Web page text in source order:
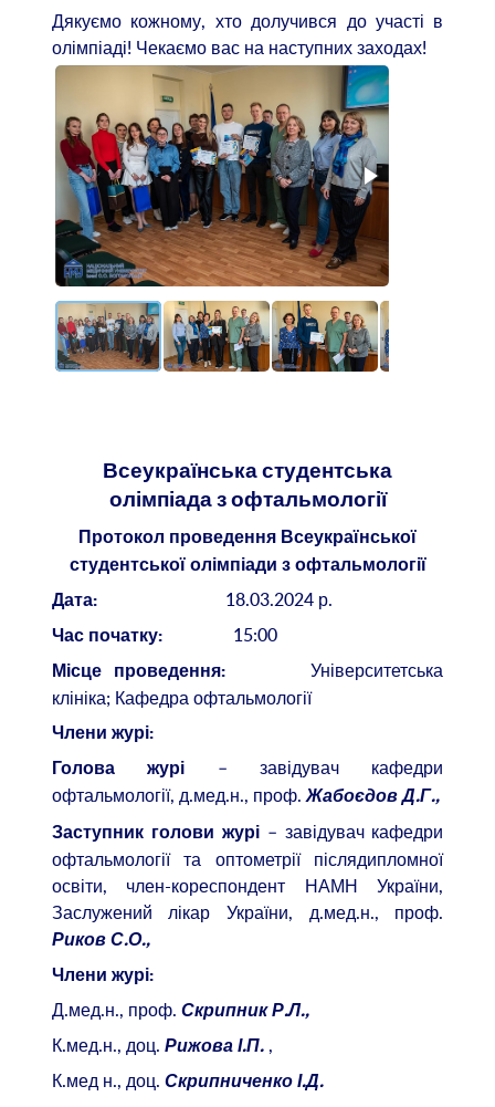
Дякуємо кожному, хто долучився до участі в
олімпіаді! Чекаємо вас на наступних заходах!
Всеукраїнська студентська
олімпіада з офтальмології
Протокол проведення Всеукраїнської
студентської олімпіади з офтальмології
Дата: 18.03.2024 р.
Час початку: 15:00
Місце проведення: Університетська
клініка; Кафедра офтальмології
Члени журі:
Голова журі
– завідувач кафедри
офтальмології, д.мед.н., проф.Жабоєдов Д.Г.,
Заступник голови журі– завідувач кафедри
офтальмології та оптометрії післядипломної
освіти, член-кореспондент НАМН України,
Заслужений лікар України, д.мед.н., проф.
Риков С.О.,
Члени журі:
Д.мед.н., проф. Скрипник Р.Л.,
К.мед.н., доц. Рижова І.П.,
К.мед н., доц. Скрипниченко І.Д.